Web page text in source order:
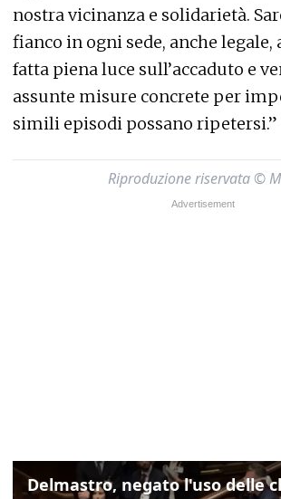
nostra vicinanza e solidarietà.
fianco in ogni sede, anche legale,
fatta piena luce sull’accaduto e
assunte misure concrete per
simili episodi possano ripetersi.”
Riproduzione riservata ©